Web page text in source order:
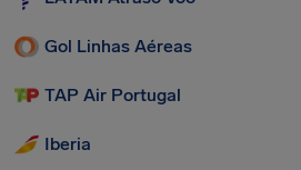
Gol Linhas Aéreas
TAP Air Portugal
Iberia